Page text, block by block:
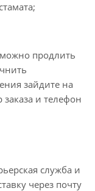
продлить
зайдите на
и телефон
служба и
через почту